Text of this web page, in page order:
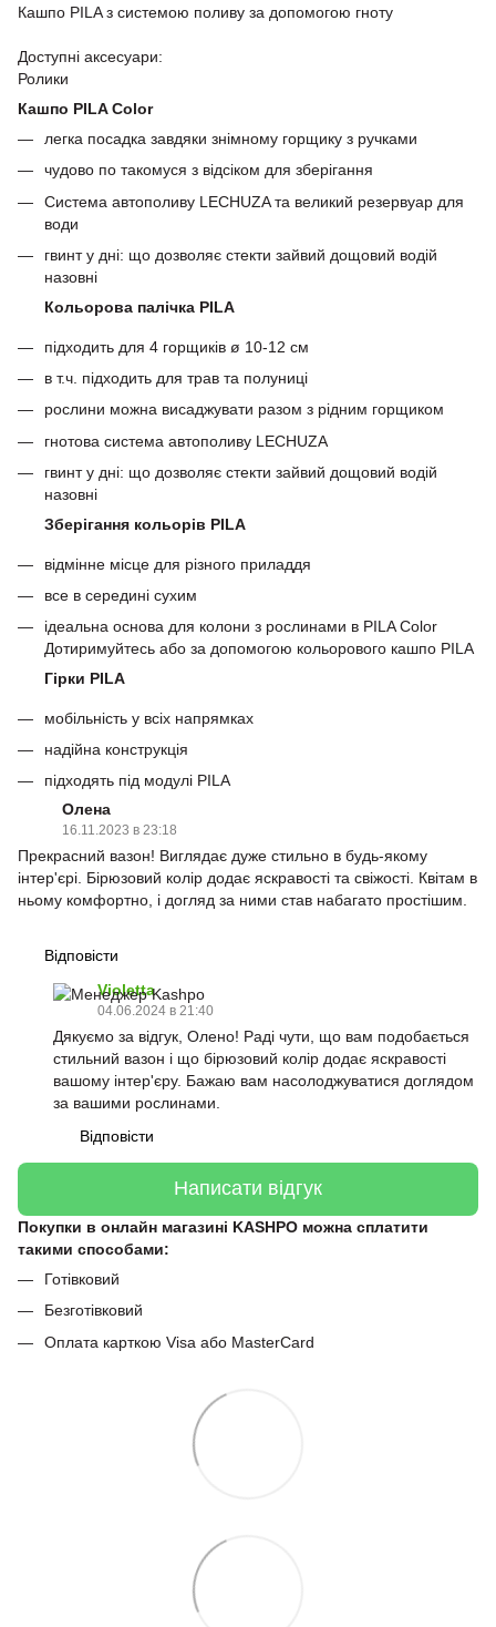
Кашпо PILA з системою поливу за допомогою гноту
Доступні аксесуари:
Ролики
Кашпо PILA Color
легка посадка завдяки знімному горщику з ручками
чудово по такомуся з відсіком для зберігання
Система автополиву LECHUZA та великий резервуар для
води
гвинт у дні: що дозволяє стекти зайвий дощовий водій
назовні
Кольорова палічка PILA
підходить для 4 горщиків ø 10-12 см
в т.ч. підходить для трав та полуниці
рослини можна висаджувати разом з рідним горщиком
гнотова система автополиву LECHUZA
гвинт у дні: що дозволяє стекти зайвий дощовий водій
назовні
Зберігання кольорів PILA
відмінне місце для різного приладдя
все в середині сухим
ідеальна основа для колони з рослинами в PILA Color
Дотиримуйтесь або за допомогою кольорового кашпо PILA
Гірки PILA
мобільність у всіх напрямках
надійна конструкція
підходять під модулі PILA
Олена
16.11.2023 в 23:18
Прекрасний вазон! Виглядає дуже стильно в будь-якому
інтер'єрі. Бірюзовий колір додає яскравості та свіжості. Квітам в
ньому комфортно, і догляд за ними став набагато простішим.
Відповісти
Violetta
04.06.2024 в 21:40
Дякуємо за відгук, Олено! Раді чути, що вам подобається
стильний вазон і що бірюзовий колір додає яскравості
вашому інтер'єру. Бажаю вам насолоджуватися доглядом
за вашими рослинами.
Відповісти
Написати відгук
Покупки в онлайн магазині KASHPO можна сплатити
такими способами:
Готівковий
Безготівковий
Оплата карткою Visa або MasterCard